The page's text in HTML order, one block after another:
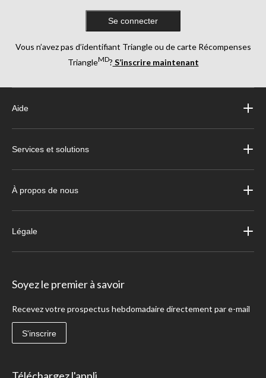
Se connecter
Vous n’avez pas d’identifiant Triangle ou de carte Récompenses
TriangleMD? S’inscrire maintenant
Aide
Services et solutions
À propos de nous
Légale
Soyez le premier à savoir
Recevez votre prospectus hebdomadaire directement par e-mail
S'inscrire